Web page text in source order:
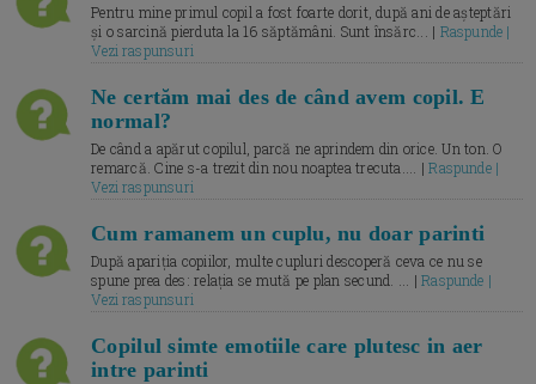
Pentru mine primul copil a fost foarte dorit, după ani de așteptări
și o sarcină pierduta la 16 săptămâni. Sunt însărc... | Raspunde |
Vezi raspunsuri
Ne certăm mai des de când avem copil. E
normal?
De când a apărut copilul, parcă ne aprindem din orice. Un ton. O
remarcă. Cine s-a trezit din nou noaptea trecuta.... |Raspunde |
Vezi raspunsuri
Cum ramanem un cuplu, nu doar parinti
După apariția copiilor, multe cupluri descoperă ceva ce nu se
spune prea des: relația se mută pe plan secund. ... |Raspunde |
Vezi raspunsuri
Copilul simte emotiile care plutesc in aer
intre parinti